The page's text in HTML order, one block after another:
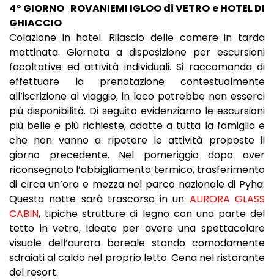
4° GIORNO ROVANIEMI IGLOO di VETRO e HOTEL DI
GHIACCIO
Colazione in hotel. Rilascio delle camere in tarda
mattinata. Giornata a disposizione per escursioni
facoltative ed attività individuali. Si raccomanda di
effettuare la prenotazione contestualmente
all’iscrizione al viaggio, in loco potrebbe non esserci
più disponibilità. Di seguito evidenziamo le escursioni
più belle e più richieste, adatte a tutta la famiglia e
che non vanno a ripetere le attività proposte il
giorno precedente. Nel pomeriggio dopo aver
riconsegnato l’abbigliamento termico, trasferimento
di circa un’ora e mezza nel parco nazionale di Pyha.
Questa notte sarà trascorsa in un AURORA GLASS
CABIN, tipiche strutture di legno con una parte del
tetto in vetro, ideate per avere una spettacolare
visuale dell’aurora boreale stando comodamente
sdraiati al caldo nel proprio letto. Cena nel ristorante
del resort.